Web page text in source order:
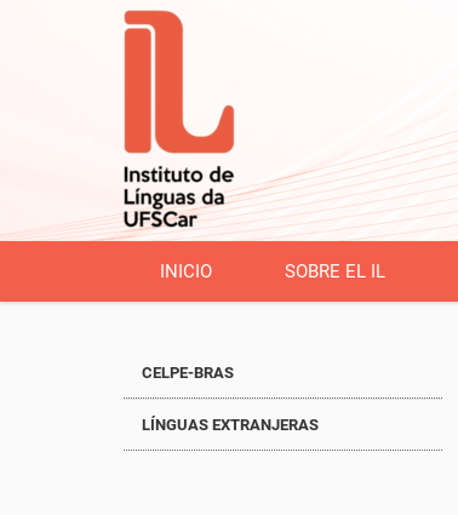
INICIO SOBRE EL IL
CELPE-BRAS
LÍNGUAS EXTRANJERAS